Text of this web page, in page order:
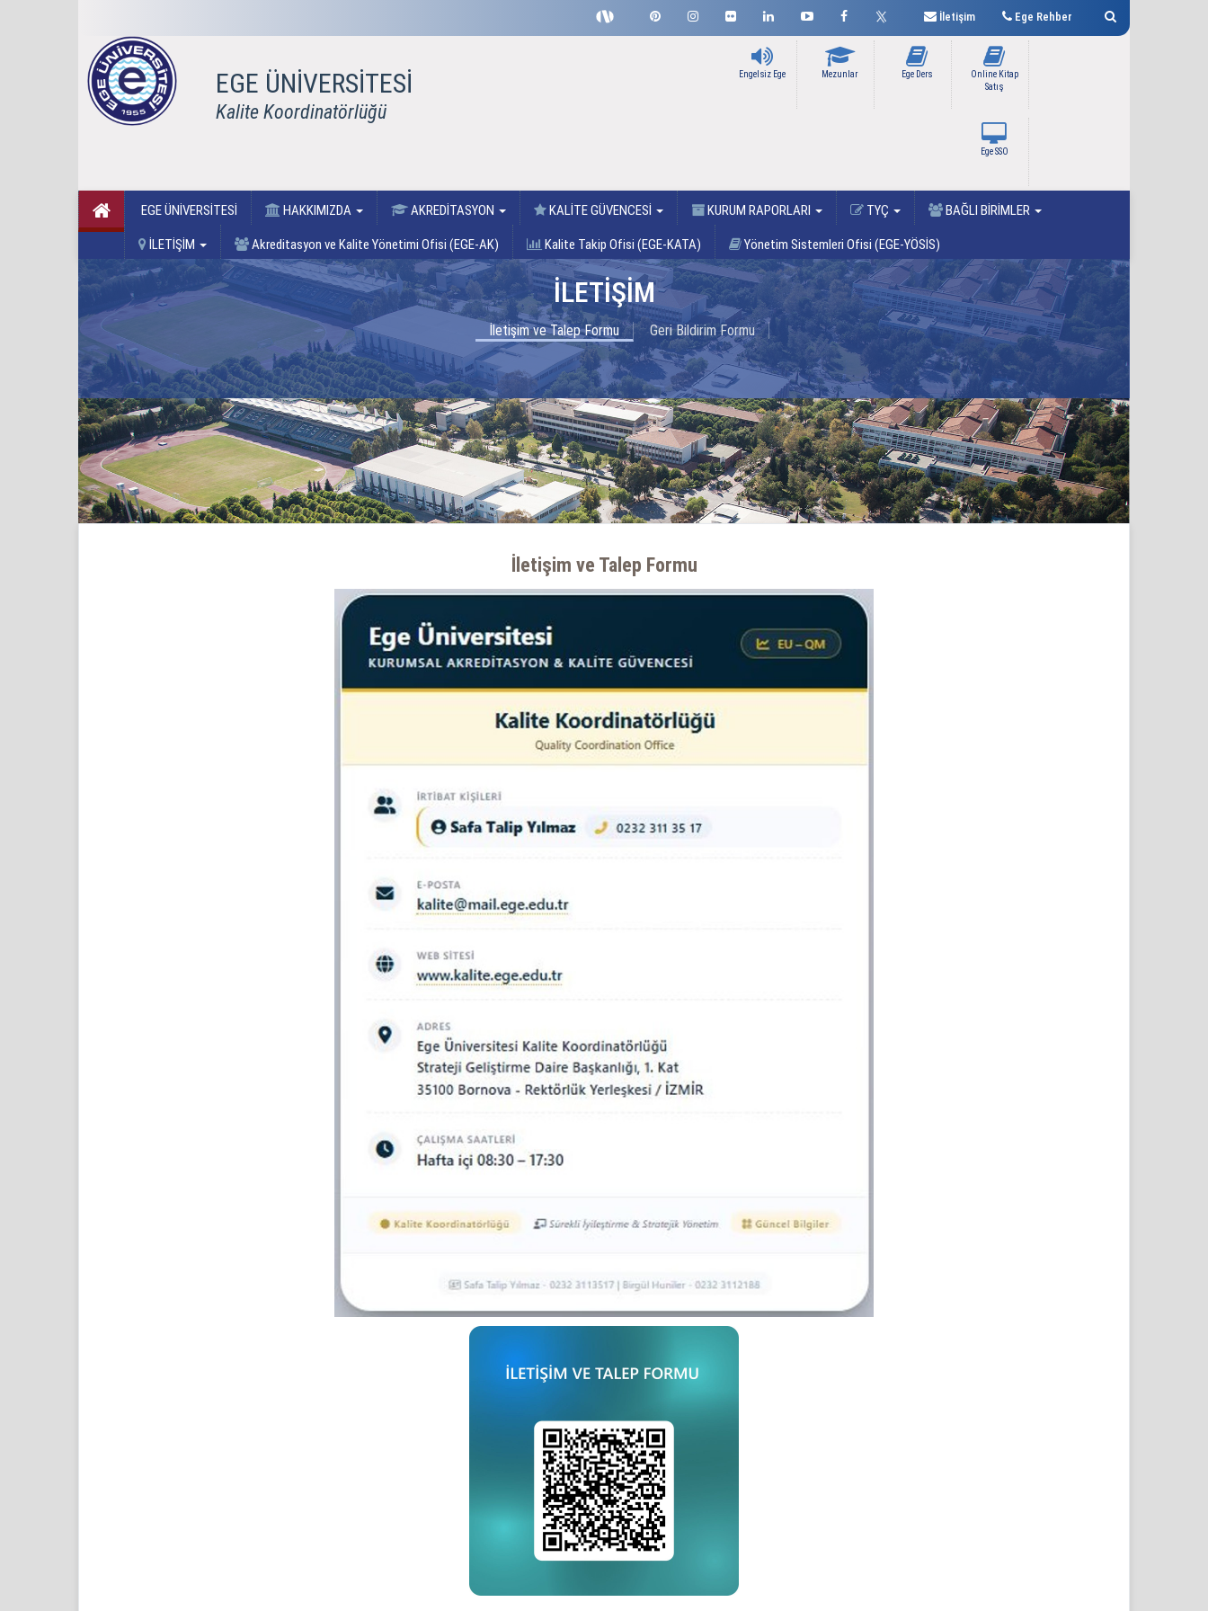
Ege Rehber
İletişim
EGE ÜNİVERSİTESİ
Kalite Koordinatörlüğü
Online Kitap
Satış
Ege Ders
Mezunlar
Engelsiz Ege
Ege SSO
EGE ÜNİVERSİTESİ HAKKIMIZDA AKREDİTASYON KALİTE GÜVENCESİ KURUM RAPORLARI TYÇ BAĞLI BİRİMLER
İLETİŞİM Akreditasyon ve Kalite Yönetimi Ofisi (EGE-AK) Kalite Takip Ofisi (EGE-KATA) Yönetim Sistemleri Ofisi (EGE-YÖSİS)
İLETİŞİM
İletişim ve Talep Formu Geri Bildirim Formu
İletişim ve Talep Formu